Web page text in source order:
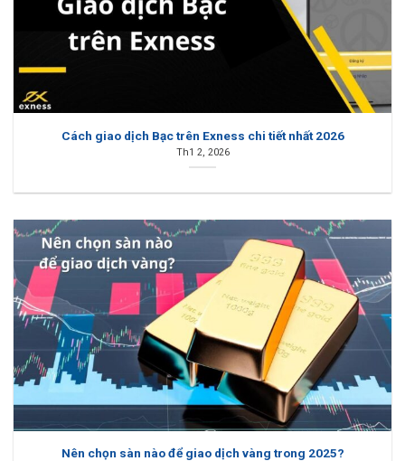
Cách giao dịch Bạc trên Exness chi tiết nhất 2026
Th1 2, 2026
Nên chọn sàn nào để giao dịch vàng trong 2025?